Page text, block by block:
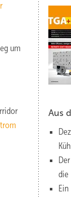
um
Aus
die